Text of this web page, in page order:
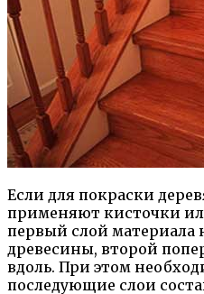
Если для покраски
применяют кисточки
первый слой материала
древесины, второй
вдоль. При этом
последующие слои